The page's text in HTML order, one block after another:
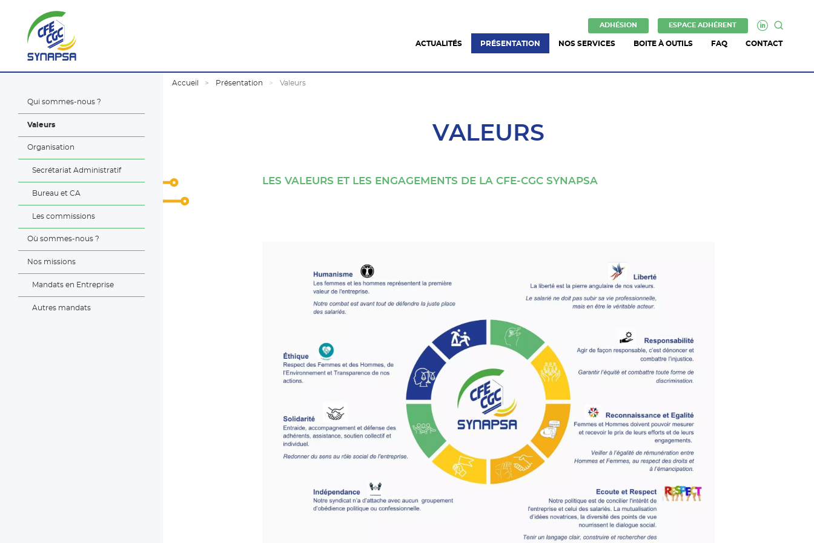
ADHÉSION ESPACE ADHÉRENT
ACTUALITÉS PRÉSENTATION NOS SERVICES BOITE À OUTILS FAQ CONTACT
Qui sommes-nous ?
Valeurs
Organisation
Secrétariat Administratif
Bureau et CA
Les commissions
Où sommes-nous ?
Nos missions
Mandats en Entreprise
Autres mandats
Accueil Présentation Valeurs
VALEURS
LES VALEURS ET LES ENGAGEMENTS DE LA CFE-CGC SYNAPSA